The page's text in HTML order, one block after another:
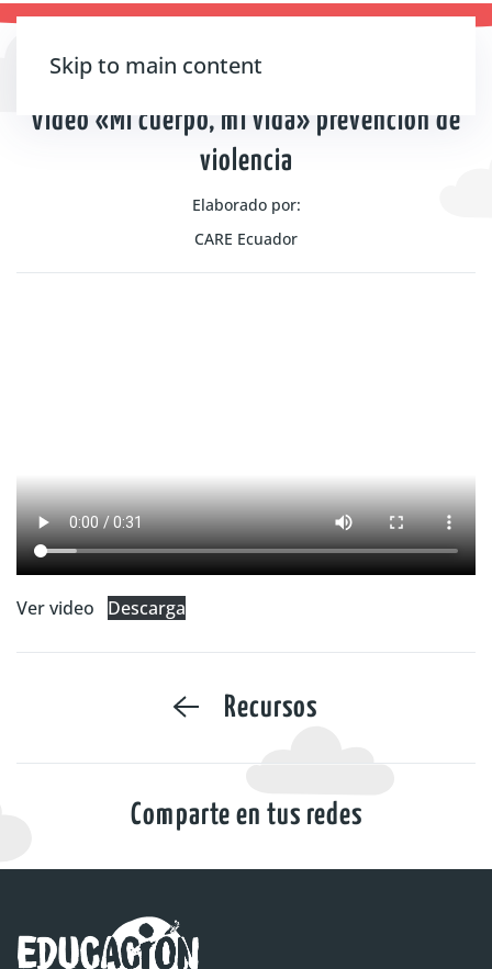
Skip to main content
Recursos Niña, niño y adolescente
Video «Mi cuerpo, mi vida» prevención de
violencia
Elaborado por:
CARE Ecuador
Ver video Descarga
Recursos
Comparte en tus redes